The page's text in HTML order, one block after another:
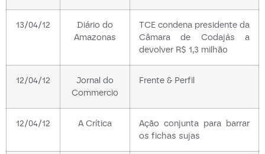
13/04/12
Diário do
Amazonas
TCE condena presidente da
Câmara de Codajás a
devolver R$ 1,3 milhão
12/04/12
Jornal do
Commercio
Frente & Perfil
12/04/12 A Crítica
Ação conjunta para barrar
os fichas sujas